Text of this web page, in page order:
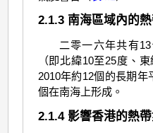
2.1.3 南海區域內的
二零一六年共有
（即北緯10至25度、
2010年約12個的長期
個在南海上形成。
2.1.4 影響香港的熱